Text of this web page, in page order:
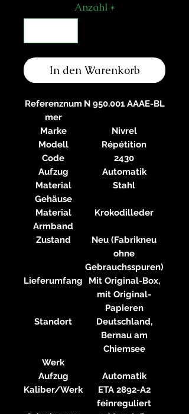
Anzahl *
In den Warenkorb
Referenznum
mer
N 950.001 AAAE-BL
Marke
Nivrel
Modell
Répétition
Code
2430
Aufzug
Automatik
Material
Gehäuse
Stahl
Material
Armband
Krokodilleder
Zustand
Neu (Fabrikneu
ohne
Gebrauchsspuren)
Lieferumfang
Mit Original-Box,
mit Original-
Papieren
Standort
Deutschland,
Bernau am
Chiemsee
Werk
Aufzug
Automatik
Kaliber/Werk
ETA 2892-A2
feinreguliert